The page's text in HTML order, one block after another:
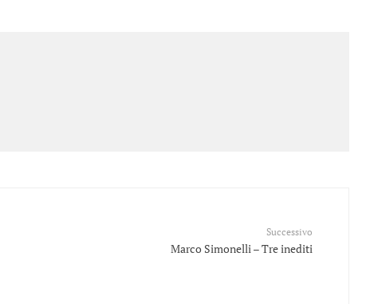
Successivo
Marco Simonelli – Tre inediti